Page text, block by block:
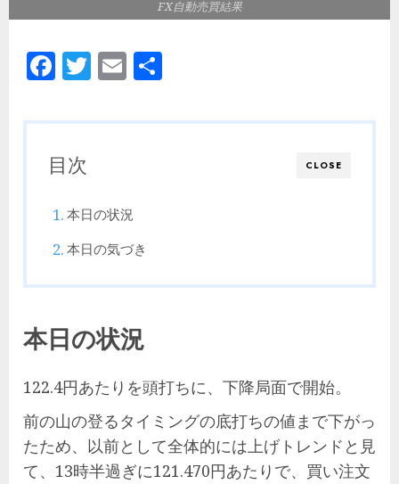
FX自動売買結果
Facebook
Twitter
Email
CLOSE
目次
本日の状況
本日の気づき
本日の状況
122.4円あたりを頭打ちに、下降局面で開始。
前の山の登るタイミングの底打ちの値まで下がっ
たため、以前として全体的には上げトレンドと見
て、13時半過ぎに121.470円あたりで、買い注文